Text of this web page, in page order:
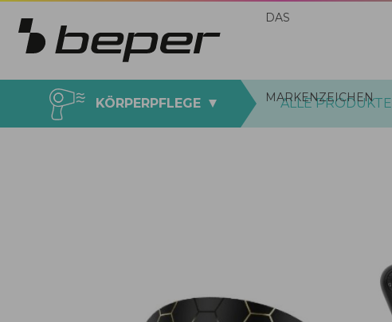
DAS
MARKENZEICHEN
KÖRPERPFLEGE ALLE PRODUKTE